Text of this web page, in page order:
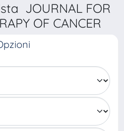
JOURNAL FOR
OF CANCER